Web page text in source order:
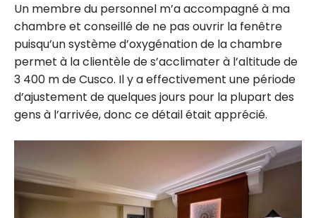
Un membre du personnel m’a accompagné à ma
chambre et conseillé de ne pas ouvrir la fenêtre
puisqu’un système d’oxygénation de la chambre
permet à la clientèle de s’acclimater à l’altitude de
3 400 mde Cusco. Il y a effectivement une période
d’ajustement de quelques jours pour la plupart des
gens à l’arrivée, donc ce détail était apprécié.